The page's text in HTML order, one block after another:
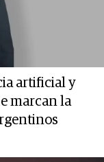
artificial y
marcan la